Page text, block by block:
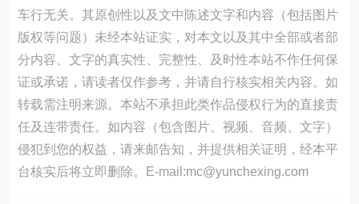
车行无关。其原创性以及文中陈述文字和内容（包括图片
版权等问题）未经本站证实，对本文以及其中全部或者部
分内容、文字的真实性、完整性、及时性本站不作任何保
证或承诺，请读者仅作参考，并请自行核实相关内容。如
转载需注明来源。本站不承担此类作品侵权行为的直接责
任及连带责任。如内容（包含图片、视频、音频、文字）
侵犯到您的权益，请来邮告知，并提供相关证明，经本平
台核实后将立即删除。E-mail:mc@yunchexing.com